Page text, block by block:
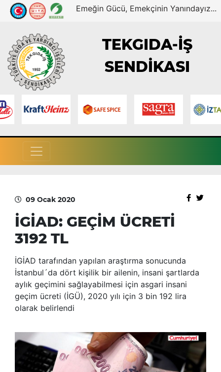
Emeğin Gücü, Emekçinin Yanındayız...
TEKGIDA-İŞ
SENDİKASI
09 Ocak 2020
İGİAD: GEÇİM ÜCRETİ
3192 TL
İGİAD tarafından yapılan araştırma sonucunda
İstanbul´da dört kişilik bir ailenin, insani şartlarda
aylık geçimini sağlayabilmesi için asgari insani
geçim ücreti (İGÜ), 2020 yılı için 3 bin 192 lira
olarak belirlendi